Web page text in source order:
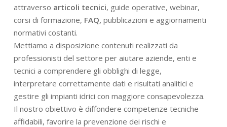
attraverso articoli tecnici, guide operative, webinar,
corsi di formazione, FAQ, pubblicazioni e aggiornamenti
normativi costanti.
Mettiamo a disposizione contenuti realizzati da
professionisti del settore per aiutare aziende, enti e
tecnici a comprendere gli obblighi di legge,
interpretare correttamente dati e risultati analitici e
gestire gli impianti idrici con maggiore consapevolezza.
Il nostro obiettivo è diffondere competenze tecniche
affidabili, favorire la prevenzione dei rischi e